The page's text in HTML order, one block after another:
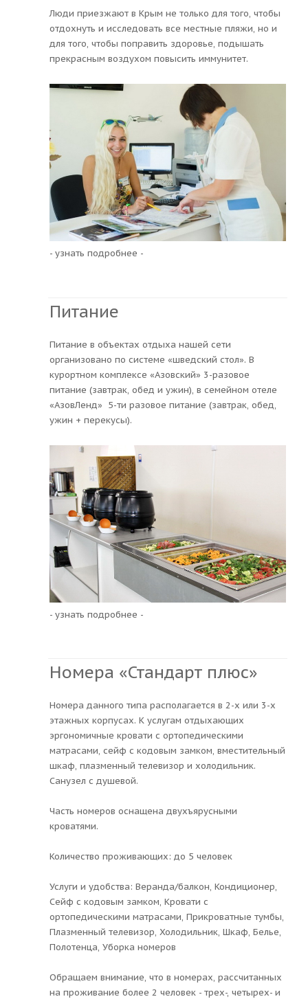
Люди приезжают в Крым не только для того, чтобы
отдохнуть и исследовать все местные пляжи, но и
для того, чтобы поправить здоровье, подышать
прекрасным воздухом повысить иммунитет.
- узнать подробнее -
Питание
Питание в объектах отдыха нашей сети
организовано по системе «шведский стол». В
курортном комплексе «Азовский» 3-разовое
питание (завтрак, обед и ужин), в семейном отеле
«АзовЛенд» 5-ти разовое питание (завтрак, обед,
ужин + перекусы).
- узнать подробнее -
Номера «Стандарт плюс»
Номера данного типа располагается в 2-х или 3-х
этажных корпусах. К услугам отдыхающих
эргономичные кровати с ортопедическими
матрасами, сейф с кодовым замком, вместительный
шкаф, плазменный телевизор и холодильник.
Санузел с душевой.
Часть номеров оснащена двухъярусными
кроватями.
Количество проживающих: до 5 человек
Услуги и удобства: Веранда/балкон, Кондиционер,
Сейф с кодовым замком, Кровати с
ортопедическими матрасами, Прикроватные тумбы,
Плазменный телевизор, Холодильник, Шкаф, Белье,
Полотенца, Уборка номеров
Обращаем внимание, что в номерах, рассчитанных
на проживание более 2 человек - трех-, четырех- и